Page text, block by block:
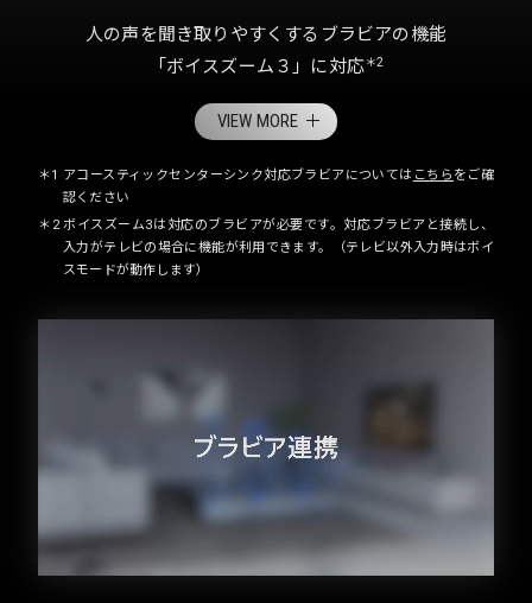
人の声を聞き取りやすくするブラビアの機能
「ボイスズーム３」に対応＊2
VIEW MORE
＊1 アコースティックセンターシンク対応ブラビアについては こちら をご確
認ください
＊2 ボイスズーム3は対応のブラビアが必要です。対応ブラビアと接続し、
入力がテレビの場合に機能が利用できます。（テレビ以外入力時はボイ
スモードが動作します）